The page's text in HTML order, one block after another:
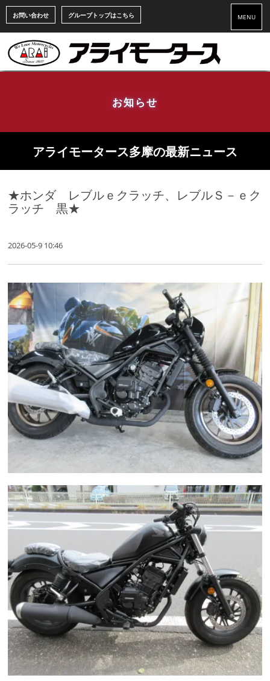
お問い合わせ グループトップはこちら MENU
お知らせ
アライモータース多摩の最新ニュース
★ホンダ レブルｅクラッチ、レブルＳ－ｅク
ラッチ 黒★
2026-05-9 10:46